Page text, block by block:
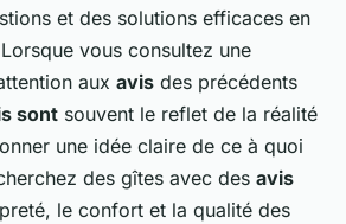
et des solutions efficaces en
vous consultez une
aux avis des précédents
sont souvent le reflet de la réalité
une idée claire de ce à quoi
des gîtes avec des avis
le confort et la qualité des